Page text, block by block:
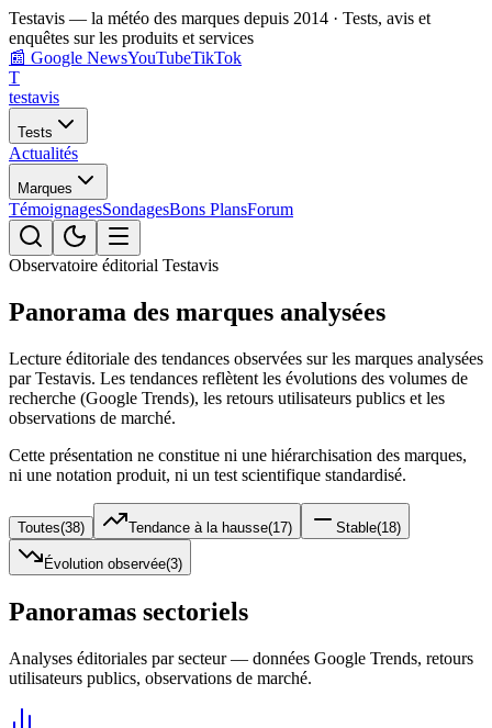
Testavis — la météo des marques depuis 2014 · Tests, avis et
enquêtes sur les produits et services
📰 Google NewsYouTubeTikTok
T
testavis
Tests
Actualités
Marques
TémoignagesSondagesBons PlansForum
Observatoire éditorial Testavis
Panorama des marques analysées
Lecture éditoriale des tendances observées sur les marques analysées
par Testavis. Les tendances reflètent les évolutions des volumes de
recherche (Google Trends), les retours utilisateurs publics et les
observations de marché.
Cette présentation ne constitue ni une hiérarchisation des marques,
ni une notation produit, ni un test scientifique standardisé.
Toutes(38) Tendance à la hausse(17) Stable(18)
Évolution observée(3)
Panoramas sectoriels
Analyses éditoriales par secteur — données Google Trends, retours
utilisateurs publics, observations de marché.